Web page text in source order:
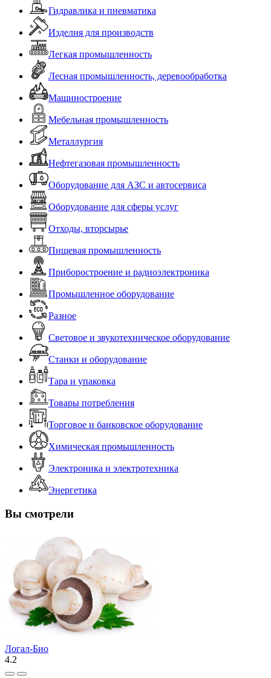
Гидравлика и пневматика
Изделия для производств
Легкая промышленность
Лесная промышленность, деревообработка
Машиностроение
Мебельная промышленность
Металлургия
Нефтегазовая промышленность
Оборудование для АЗС и автосервиса
Оборудование для сферы услуг
Отходы, вторсырье
Пищевая промышленность
Приборостроение и радиоэлектроника
Промышленное оборудование
Разное
Световое и звукотехническое оборудование
Станки и оборудование
Тара и упаковка
Товары потребления
Торговое и банковское оборудование
Химическая промышленность
Электроника и электротехника
Энергетика
Вы смотрели
Логал-Био
4.2